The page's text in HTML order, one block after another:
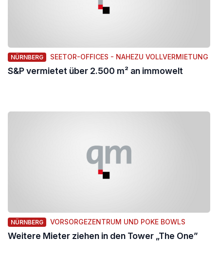
NÜRNBERG SEETOR-OFFICES - NAHEZU VOLLVERMIETUNG
S&P vermietet über 2.500 m² an immowelt
NÜRNBERG VORSORGEZENTRUM UND POKE BOWLS
Weitere Mieter ziehen in den Tower „The One”